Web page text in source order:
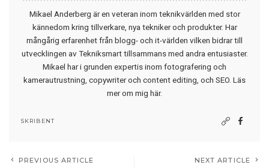
Mikael Anderberg är en veteran inom teknikvärlden med stor
kännedom kring tillverkare, nya tekniker och produkter. Har
mångårig erfarenhet från blogg- och it-världen vilken bidrar till
utvecklingen av Tekniksmart tillsammans med andra entusiaster.
Mikael har i grunden expertis inom fotografering och
kamerautrustning, copywriter och content editing, och SEO. Läs
mer om mig här.
SKRIBENT
PREVIOUS ARTICLE NEXT ARTICLE